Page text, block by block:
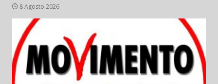
8 Agosto 2026